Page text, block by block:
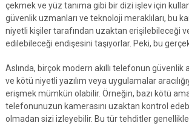
çekmek ve yüz tanıma gibi bir dizi işlev için
güvenlik uzmanları ve teknoloji meraklıları, bu
niyetli kişiler tarafından uzaktan erişilebileceği
edilebileceği endişesini taşıyorlar. Peki, bu
Aslında, birçok modern akıllı telefonun güvenlik
ve kötü niyetli yazılım veya uygulamalar
erişmek mümkün olabilir. Örneğin, bazı kötü
telefonunuzun kamerasını uzaktan kontrol
olmadan sizi izleyebilir. Bu tür tehditler genellikle